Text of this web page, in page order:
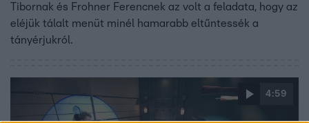
Tibornak és Frohner Ferencnek az volt a feladata, hogy az
eléjük tálalt menüt minél hamarabb eltűntessék a
tányérjukról.
4:59